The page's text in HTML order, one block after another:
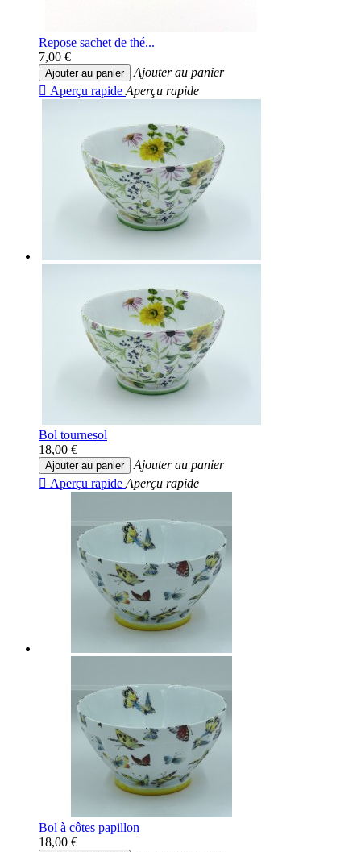
Repose sachet de thé...
7,00 €
Ajouter au panier
Ajouter au panier
 Aperçu rapide Aperçu rapide
Bol tournesol
18,00 €
Ajouter au panier
Ajouter au panier
 Aperçu rapide Aperçu rapide
Bol à côtes papillon
18,00 €